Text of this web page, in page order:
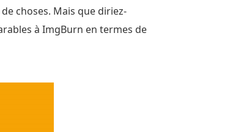
choses. Mais que diriez-
à ImgBurn en termes de